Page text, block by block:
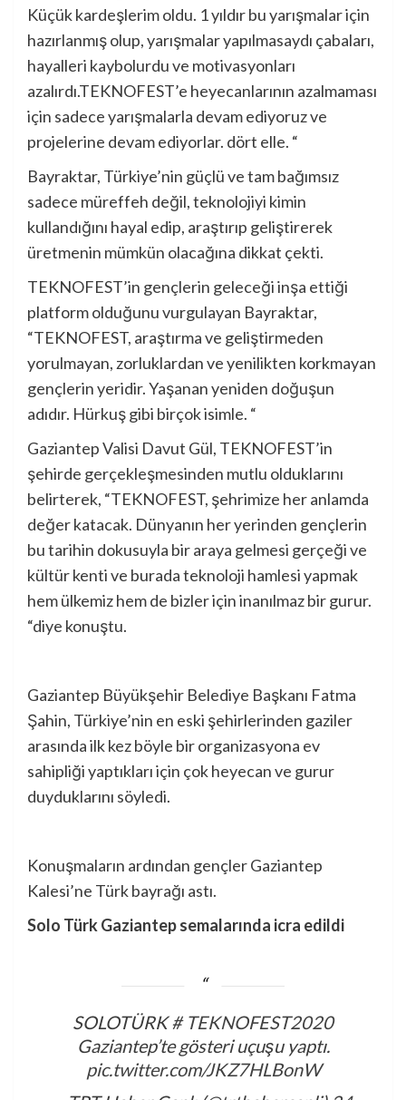
Küçük kardeşlerim oldu. 1 yıldır bu yarışmalar için
hazırlanmış olup, yarışmalar yapılmasaydı çabaları,
hayalleri kaybolurdu ve motivasyonları
azalırdı.TEKNOFEST’e heyecanlarının azalmaması
için sadece yarışmalarla devam ediyoruz ve
projelerine devam ediyorlar. dört elle. “
Bayraktar, Türkiye’nin güçlü ve tam bağımsız
sadece müreffeh değil, teknolojiyi kimin
kullandığını hayal edip, araştırıp geliştirerek
üretmenin mümkün olacağına dikkat çekti.
TEKNOFEST’in gençlerin geleceği inşa ettiği
platform olduğunu vurgulayan Bayraktar,
“TEKNOFEST, araştırma ve geliştirmeden
yorulmayan, zorluklardan ve yenilikten korkmayan
gençlerin yeridir. Yaşanan yeniden doğuşun
adıdır. Hürkuş gibi birçok isimle. “
Gaziantep Valisi Davut Gül, TEKNOFEST’in
şehirde gerçekleşmesinden mutlu olduklarını
belirterek, “TEKNOFEST, şehrimize her anlamda
değer katacak. Dünyanın her yerinden gençlerin
bu tarihin dokusuyla bir araya gelmesi gerçeği ve
kültür kenti ve burada teknoloji hamlesi yapmak
hem ülkemiz hem de bizler için inanılmaz bir gurur.
“diye konuştu.
Gaziantep Büyükşehir Belediye Başkanı Fatma
Şahin, Türkiye’nin en eski şehirlerinden gaziler
arasında ilk kez böyle bir organizasyona ev
sahipliği yaptıkları için çok heyecan ve gurur
duyduklarını söyledi.
Konuşmaların ardından gençler Gaziantep
Kalesi’ne Türk bayrağı astı.
Solo Türk Gaziantep semalarında icra edildi
SOLOTÜRK# TEKNOFEST2020
Gaziantep’te gösteri uçuşu yaptı.
pic.twitter.com/JKZ7HLBonW